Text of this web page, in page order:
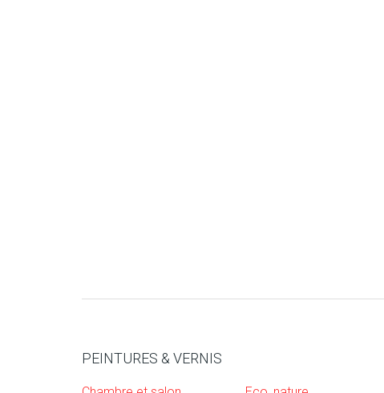
PEINTURES & VERNIS